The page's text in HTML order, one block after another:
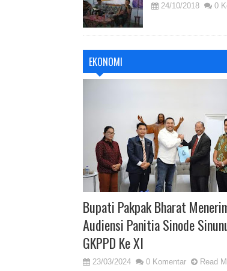
24/10/2018 0
EKONOMI
Bupati Pakpak Bharat
Audiensi Panitia Sinode
GKPPD Ke XI
23/03/2024 0 Komentar Read